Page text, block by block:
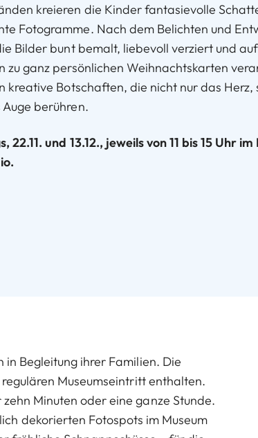
kreieren die Kinder fantasievolle
Fotogramme. Nach dem Belichten und
Bilder bunt bemalt, liebevoll verziert und auf
zu ganz persönlichen Weihnachtskarten
kreative Botschaften, die nicht nur das Herz,
berühren.
22.11. und 13.12., jeweils von 11 bis 15 Uhr
Begleitung ihrer Familien. Die
Museumseintritt enthalten.
Minuten oder eine ganze Stunde.
dekorierten Fotospots im Museum